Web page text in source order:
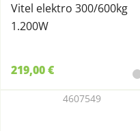
Vitel elektro 300/600kg
1.200W
219,00 €
4607549